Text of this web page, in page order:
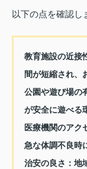
以下の点を確認し
教育施設の近接
間が短縮され、
公園や遊び場の
が安全に遊べる
医療機関のアク
急な体調不良時
治安の良さ： 地